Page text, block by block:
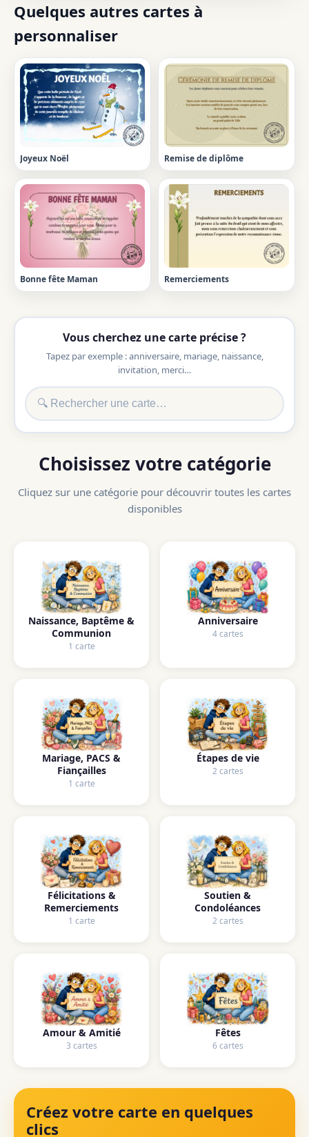
Quelques autres cartes à
personnaliser
Joyeux Noël Remise de diplôme
Bonne fête Maman Remerciements
Vous cherchez une carte précise ?
Tapez par exemple : anniversaire, mariage, naissance,
invitation, merci…
Choisissez votre catégorie
Cliquez sur une catégorie pour découvrir toutes les cartes
disponibles
Naissance, Baptême &
Communion
1 carte
Anniversaire
4 cartes
Mariage, PACS &
Fiançailles
1 carte
Étapes de vie
2 cartes
Félicitations &
Remerciements
1 carte
Soutien &
Condoléances
2 cartes
Amour & Amitié
3 cartes
Fêtes
6 cartes
Créez votre carte en quelques
clics